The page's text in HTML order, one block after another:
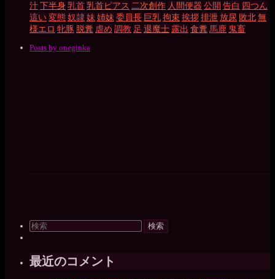
汁下半身乳首乳首ピアス 二次創作 人間便器 公開 告白 四つん
這い変態奴隷 妹姉妹委員長 巨乳拘束挨拶排泄 放尿 敗北無
様エロ 牝豚 脱糞 虐め 調教 足 退魔士 露出 食糞馬鹿 鬼畜
Posts by oneginka
検
象:
最近のコメント